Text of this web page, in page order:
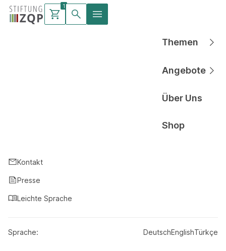
Sprache: DeutschEnglishTürkçe
Kontakt
Presse
Leichte Sprache
Themen
Angebote
Über Uns
Shop
Warenkorb
mit
1
Waren